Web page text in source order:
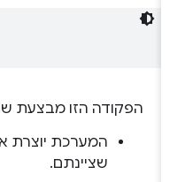
הפקודה הזו מבצעת שתי
המערכת יוצרת
שציינתם.